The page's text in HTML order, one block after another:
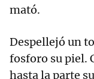
mató.
Despellejó un
fosforo su piel.
hasta la parte